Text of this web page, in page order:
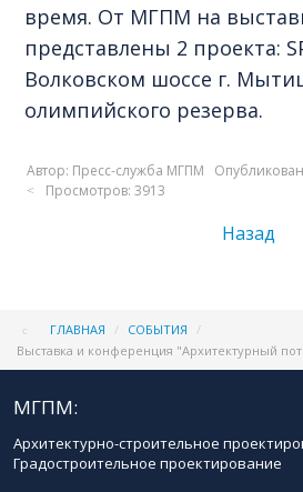
время. От МГПМ на
представлены 2 проекта:
Волковском шоссе г.
олимпийского резерва.
Автор: Пресс-служба МГПМ
Просмотров: 3913
Назад
ГЛАВНАЯ / СОБЫТИЯ
/
Выставка и конференция "Архитектурный
МГПМ:
Архитектурно-строительное
Градостроительное проектирование